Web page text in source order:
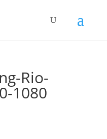
Rio-
1080